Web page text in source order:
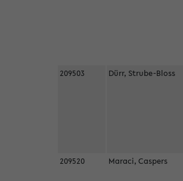
209503 Dürr, Strube-Bloss
209520 Maraci, Caspers